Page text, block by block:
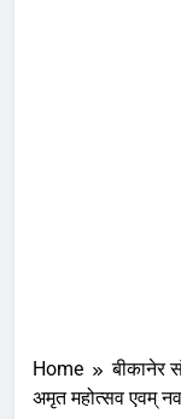
Home
बीकानेर
अमृत महोत्सव एवम्